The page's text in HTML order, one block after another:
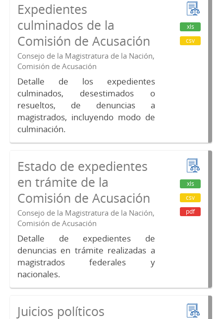
Expedientes
culminados de la
Comisión de Acusación
Consejo de la Magistratura de la Nación,
Comisión de Acusación
Detalle de los expedientes
culminados, desestimados o
resueltos, de denuncias a
magistrados, incluyendo modo de
culminación.
xls
csv
Estado de expedientes
en trámite de la
Comisión de Acusación
Consejo de la Magistratura de la Nación,
Comisión de Acusación
Detalle de expedientes de
denuncias en trámite realizadas a
magistrados federales y
nacionales.
xls
csv
pdf
Juicios políticos